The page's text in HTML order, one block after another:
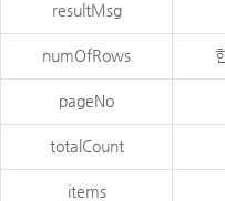
resultMsg
numOfRows
pageNo
totalCount
items